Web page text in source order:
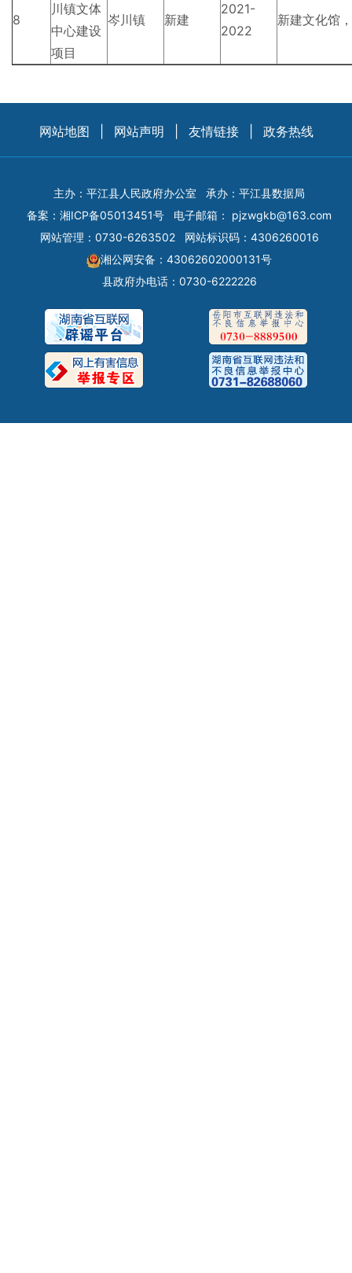
8
川镇文体
中心建设
项目
岑川镇 新建
2021-
2022
新建文化馆
网站地图 网站声明 友情链接 政务热线
主办：平江县人民政府办公室
承办：平江县数据局
备案： 湘ICP备05013451号 电子邮箱： pjzwgkb@163.com
网站管理：0730-6263502
网站标识码：4306260016
湘公网安备：43062602000131号
县政府办电话：0730-6222226